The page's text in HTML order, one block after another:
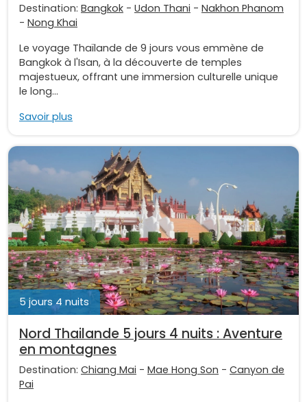
Destination: Bangkok - Udon Thani - Nakhon Phanom
- Nong Khai
Le voyage Thaïlande de 9 jours vous emmène de
Bangkok à l'Isan, à la découverte de temples
majestueux, offrant une immersion culturelle unique
le long...
Savoir plus
5 jours 4 nuits
Nord Thailande 5 jours 4 nuits : Aventure
en montagnes
Destination: Chiang Mai - Mae Hong Son - Canyon de
Pai